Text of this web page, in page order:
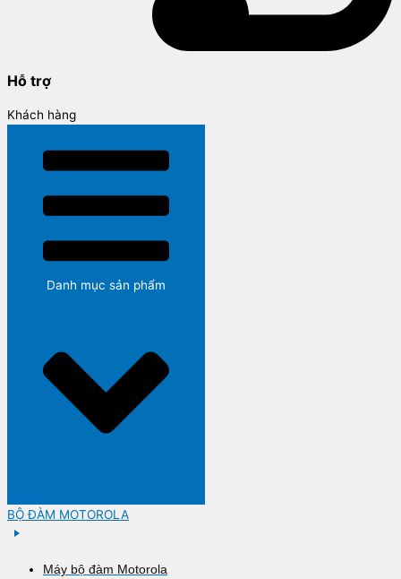
Hỗ trợ
Khách hàng
BỘ ĐÀM MOTOROLA
Máy bộ đàm Motorola